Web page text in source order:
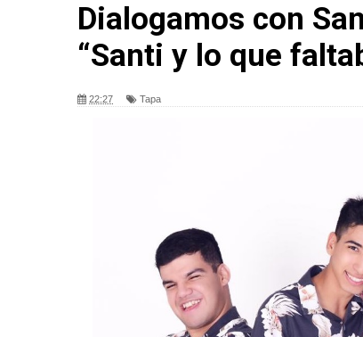
Dialogamos con
“Santi y lo que
22:27 Tapa